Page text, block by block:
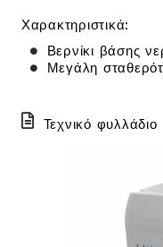
Χαρακτηριστικά:
Βερνίκι βάσης
Μεγάλη
Τεχνικό φυλλάδιο